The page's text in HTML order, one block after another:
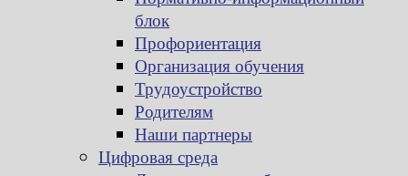
блок
Профориентация
Организация обучения
Трудоустройство
Родителям
Наши партнеры
Цифровая среда